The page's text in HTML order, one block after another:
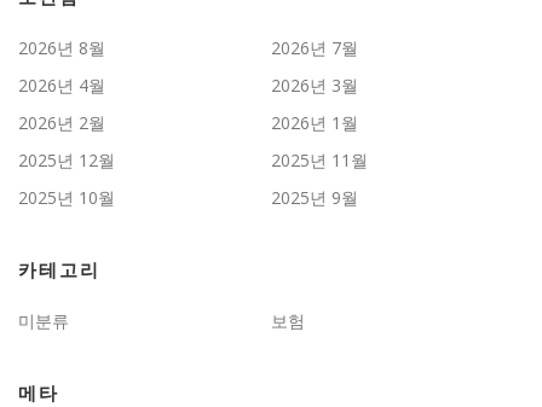
2026년 8월
2026년 7월
2026년 4월
2026년 3월
2026년 2월
2026년 1월
2025년 12월
2025년 11월
2025년 10월
2025년 9월
카테고리
미분류 보험
메타